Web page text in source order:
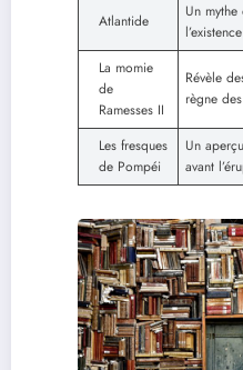
Atlantide
Un
La momie
de
Ramesses II
Révèle
règne
Les fresques
de Pompéi
Un
avant